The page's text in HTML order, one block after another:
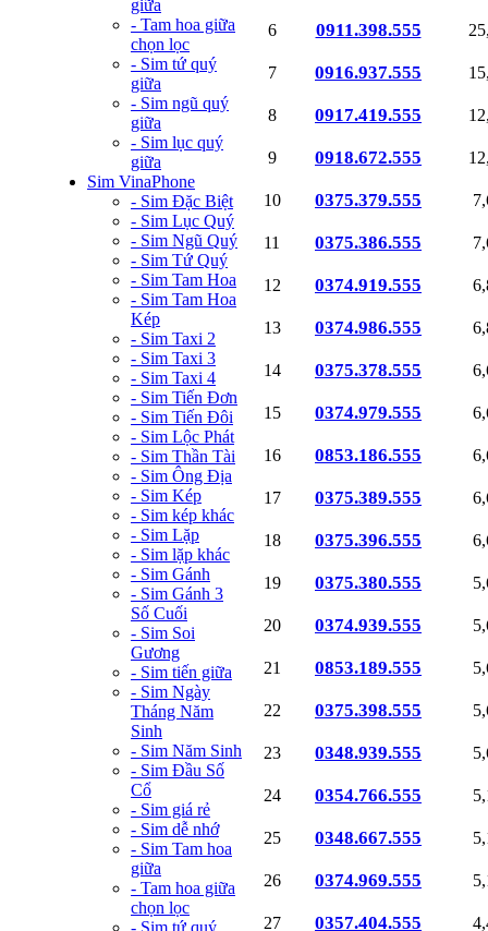
giữa
- Tam hoa giữa
chọn lọc
- Sim tứ quý
giữa
- Sim ngũ quý
giữa
- Sim lục quý
giữa
Sim VinaPhone
- Sim Đặc Biệt
- Sim Lục Quý
- Sim Ngũ Quý
- Sim Tứ Quý
- Sim Tam Hoa
- Sim Tam Hoa
Kép
- Sim Taxi 2
- Sim Taxi 3
- Sim Taxi 4
- Sim Tiến Đơn
- Sim Tiến Đôi
- Sim Lộc Phát
- Sim Thần Tài
- Sim Ông Địa
- Sim Kép
- Sim kép khác
- Sim Lặp
- Sim lặp khác
- Sim Gánh
- Sim Gánh 3
Số Cuối
- Sim Soi
Gương
- Sim tiến giữa
- Sim Ngày
Tháng Năm
Sinh
- Sim Năm Sinh
- Sim Đầu Số
Cổ
- Sim giá rẻ
- Sim dễ nhớ
- Sim Tam hoa
giữa
- Tam hoa giữa
chọn lọc
- Sim tứ quý
6 0911.398.555
7 0916.937.555
8 0917.419.555
9 0918.672.555
10 0375.379.555
11 0375.386.555
12 0374.919.555
13 0374.986.555
14 0375.378.555
15 0374.979.555
16 0853.186.555
17 0375.389.555
18 0375.396.555
19 0375.380.555
20 0374.939.555
21 0853.189.555
22 0375.398.555
23 0348.939.555
24 0354.766.555
25 0348.667.555
26 0374.969.555
27 0357.404.555